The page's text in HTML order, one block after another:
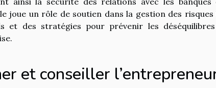
joue un rôle de soutien dans la gestion des
et des stratégies pour prévenir les
et conseiller